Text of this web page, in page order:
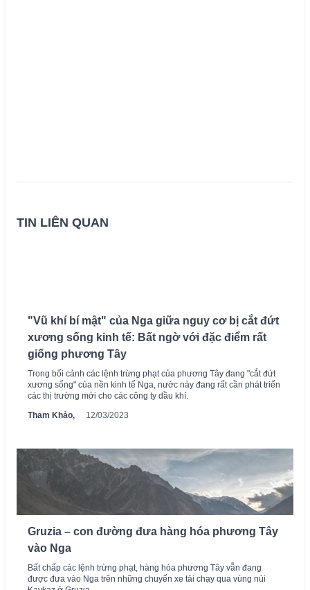
TIN LIÊN QUAN
"Vũ khí bí mật" của Nga giữa nguy cơ bị cắt đứt
xương sống kinh tế: Bất ngờ với đặc điểm rất
giống phương Tây
Trong bối cảnh các lệnh trừng phạt của phương Tây đang "cắt đứt
xương sống" của nền kinh tế Nga, nước này đang rất cần phát triển
các thị trường mới cho các công ty dầu khí.
Tham Khảo,
12/03/2023
Gruzia – con đường đưa hàng hóa phương Tây
vào Nga
Bất chấp các lệnh trừng phạt, hàng hóa phương Tây vẫn đang
được đưa vào Nga trên những chuyến xe tải chạy qua vùng núi